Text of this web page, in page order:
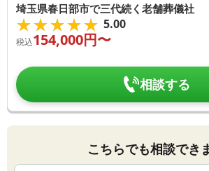
埼玉県春日部市で三代続く老舗葬儀社
★★★★★
★★★★★ 5.00
税込154,000円〜
相談する
こちらでも相談でき